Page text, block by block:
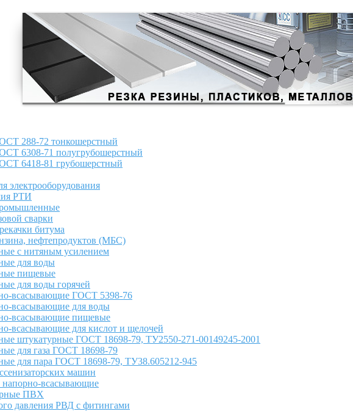
288-72 тонкошерстный
6308-71 полугрубошерстный
6418-81 грубошерстный
электрооборудования
РТИ
сварки
битума
нефтепродуктов (МБС)
с нитяным усилением
для воды
пищевые
для воды горячей
всасывающие ГОСТ 5398-76
всасывающие для воды
всасывающие пищевые
всасывающие для кислот и щелочей
штукатурные ГОСТ 18698-79, ТУ2550-271-00149245-2001
для газа ГОСТ 18698-79
для пара ГОСТ 18698-79, ТУ38.605212-945
машин
всасывающие
ПВХ
давления РВД с фитингами